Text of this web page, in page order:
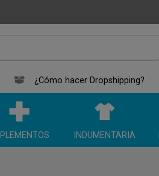
¿Cómo hacer Dropshipping?
INDUMENTARIA